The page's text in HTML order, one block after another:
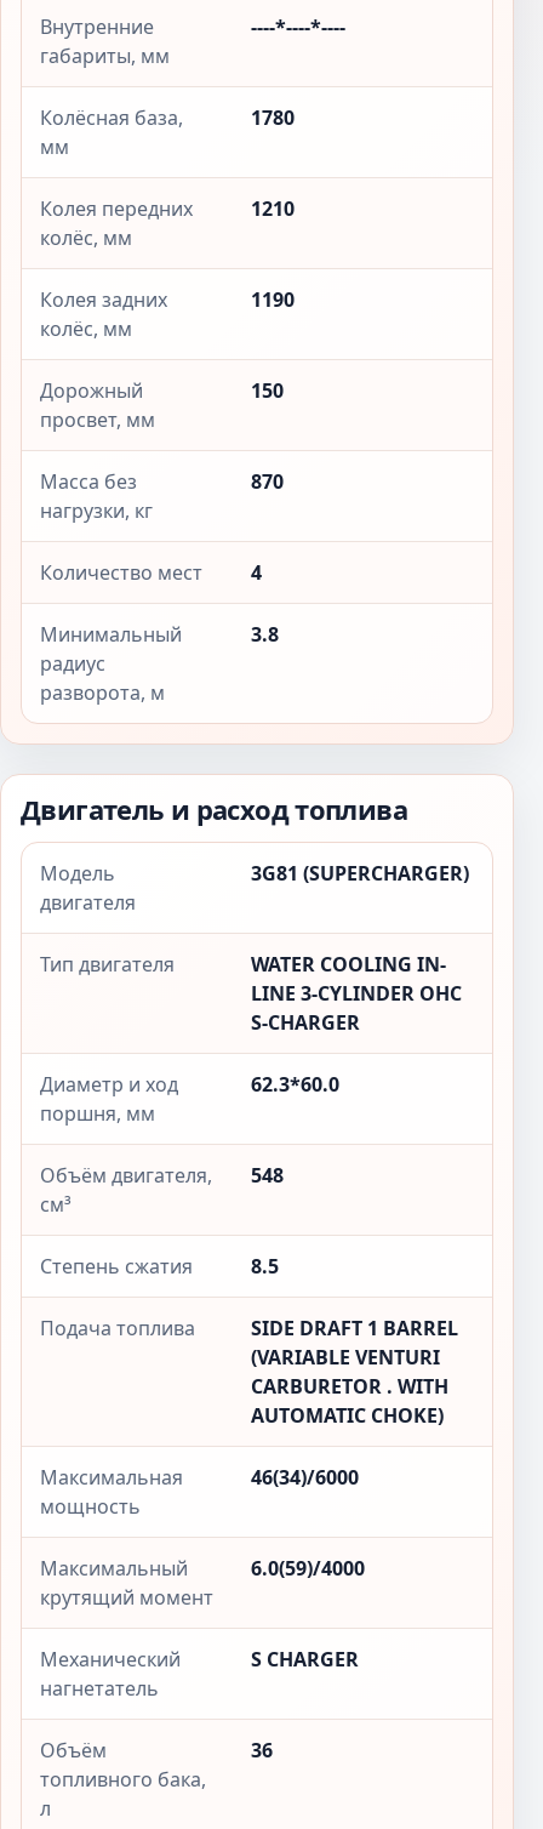
Внутренние
габариты, мм
----*----*----
Колёсная база,
мм
1780
Колея передних
колёс, мм
1210
Колея задних
колёс, мм
1190
Дорожный
просвет, мм
150
Масса без
нагрузки, кг
870
Количество мест 4
Минимальный
радиус
разворота, м
3.8
Двигатель и расход топлива
Модель
двигателя
3G81 (SUPERCHARGER)
Тип двигателя
WATER COOLING IN-
LINE 3-CYLINDER OHC
S-CHARGER
Диаметр и ход
поршня, мм
62.3*60.0
Объём двигателя,
см³
548
Степень сжатия 8.5
Подача топлива
SIDE DRAFT 1 BARREL
(VARIABLE VENTURI
CARBURETOR . WITH
AUTOMATIC CHOKE)
Максимальная
мощность
46(34)/6000
Максимальный
крутящий момент
6.0(59)/4000
Механический
нагнетатель
S CHARGER
Объём
топливного бака,
л
36